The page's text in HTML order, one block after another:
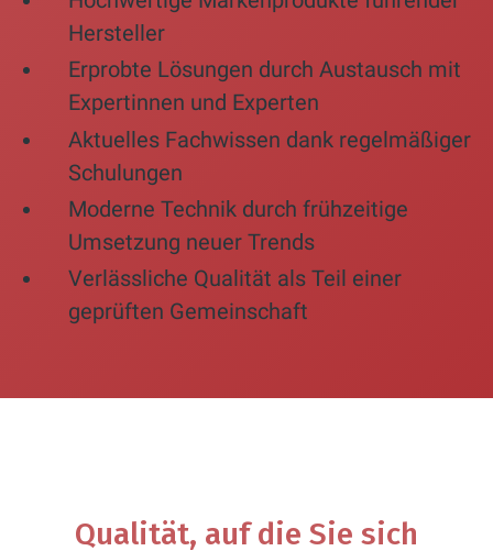
Hersteller
Erprobte Lösungen durch Austausch mit
Expertinnen und Experten
Aktuelles Fachwissen dank regelmäßiger
Schulungen
Moderne Technik durch frühzeitige
Umsetzung neuer Trends
Verlässliche Qualität als Teil einer
geprüften Gemeinschaft
Qualität, auf die Sie sich